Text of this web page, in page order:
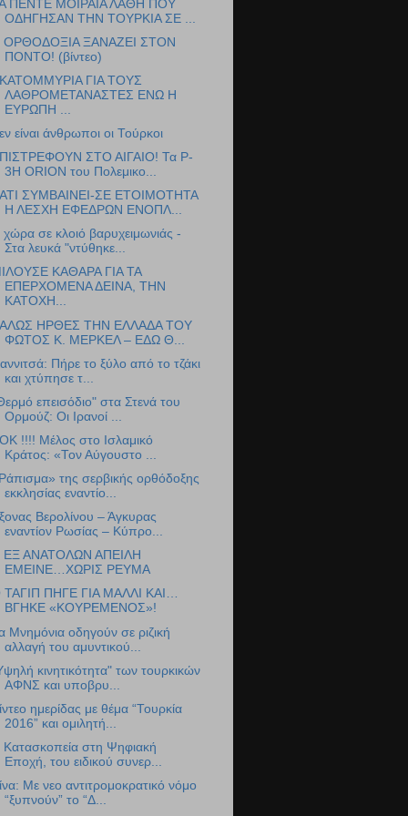
ΠΕΝΤΕ ΜΟΙΡΑΙΑ ΛΑΘΗ ΠΟΥ
ΟΔΗΓΗΣΑΝ ΤΗΝ ΤΟΥΡΚΙΑ ΣΕ ...
ΟΡΘΟΔΟΞΙΑ ΞΑΝΑΖΕΙ ΣΤΟΝ
ΠΟΝΤΟ! (βίντεο)
ΓΙΑ ΤΟΥΣ
ΛΑΘΡΟΜΕΤΑΝΑΣΤΕΣ ΕΝΩ Η
ΕΥΡΩΠΗ ...
είναι άνθρωποι οι Τούρκοι
ΣΤΟ ΑΙΓΑΙΟ! Τα P-
3H ORION του Πολεμικο...
ΣΥΜΒΑΙΝΕΙ-ΣΕ ΕΤΟΙΜΟΤΗΤΑ
Η ΛΕΣΧΗ ΕΦΕΔΡΩΝ ΕΝΟΠΛ...
χώρα σε κλοιό βαρυχειμωνιάς -
Στα λευκά "ντύθηκε...
ΚΑΘΑΡΑ ΓΙΑ ΤΑ
ΕΠΕΡΧΟΜΕΝΑ ΔΕΙΝΑ, ΤΗΝ
ΚΑΤΟΧΗ...
ΗΡΘΕΣ ΤΗΝ ΕΛΛΑΔΑ ΤΟΥ
ΦΩΤΟΣ Κ. ΜΕΡΚΕΛ – ΕΔΩ Θ...
Πήρε το ξύλο από το τζάκι
και χτύπησε τ...
επεισόδιο" στα Στενά του
Ορμούζ: Οι Ιρανοί ...
!!!! Μέλος στο Ισλαμικό
Κράτος: «Τον Αύγουστο ...
της σερβικής ορθόδοξης
εκκλησίας εναντίο...
Βερολίνου – Άγκυρας
εναντίον Ρωσίας – Κύπρο...
ΕΞ ΑΝΑΤΟΛΩΝ ΑΠΕΙΛΗ
ΕΜΕΙΝΕ…ΧΩΡΙΣ ΡΕΥΜΑ
ΤΑΓΙΠ ΠΗΓΕ ΓΙΑ ΜΑΛΛΙ ΚΑΙ…
ΒΓΗΚΕ «ΚΟΥΡΕΜΕΝΟΣ»!
Μνημόνια οδηγούν σε ριζική
αλλαγή του αμυντικού...
κινητικότητα" των τουρκικών
ΑΦΝΣ και υποβρυ...
ημερίδας με θέμα “Τουρκία
2016” και ομιλητή...
Κατασκοπεία στη Ψηφιακή
Εποχή, του ειδικού συνερ...
Με νεο αντιτρομοκρατικό νόμο
“ξυπνούν” το “Δ...